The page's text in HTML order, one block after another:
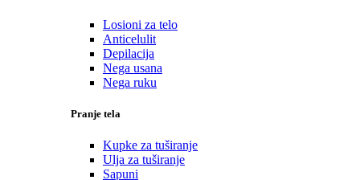
Losioni za telo
Anticelulit
Depilacija
Nega usana
Nega ruku
Pranje tela
Kupke za tuširanje
Ulja za tuširanje
Sapuni